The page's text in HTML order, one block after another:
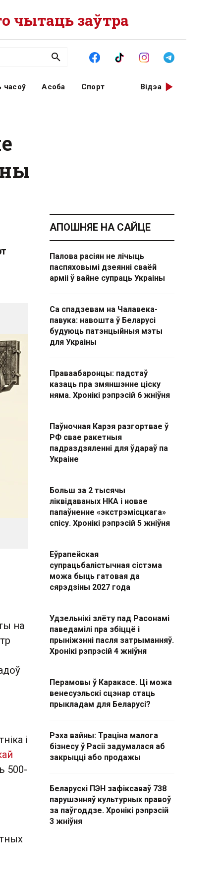
чытаць заўтра
часоў Асоба Спорт Відэа
на
і
500-
АПОШНЯЕ НА САЙЦЕ
Палова расіян не лічыць
паспяховымі дзеянні сваёй
арміі ў вайне супраць Украіны
Са спадзевам на Чалавека-
павука: навошта ў Беларусі
будуюць патэнцыйныя мэты
для Украіны
Праваабаронцы: падстаў
казаць пра змяншэнне ціску
няма. Хронікі рэпрэсій 6 жніўня
Паўночная Карэя разгортвае ў
РФ свае ракетныя
падраздзяленні для ўдараў па
Украіне
Больш за 2 тысячы
ліквідаваных НКА і новае
папаўненне «экстрэмісцкага»
спісу. Хронікі рэпрэсій 5 жніўня
Еўрапейская
супрацьбалістычная сістэма
можа быць гатовая да
сярэдзіны 2027 года
Удзельнікі злёту пад Расонамі
паведамілі пра збіццё і
прыніжэнні пасля затрыманняў.
Хронікі рэпрэсій 4 жніўня
Перамовы ў Каракасе. Ці можа
венесуэльскі сцэнар стаць
прыкладам для Беларусі?
Рэха вайны: Траціна малога
бізнесу ў Расіі задумалася аб
закрыцці або продажы
Беларускі ПЭН зафіксаваў 738
парушэнняў культурных правоў
за паўгоддзе. Хронікі рэпрэсій
3 жніўня